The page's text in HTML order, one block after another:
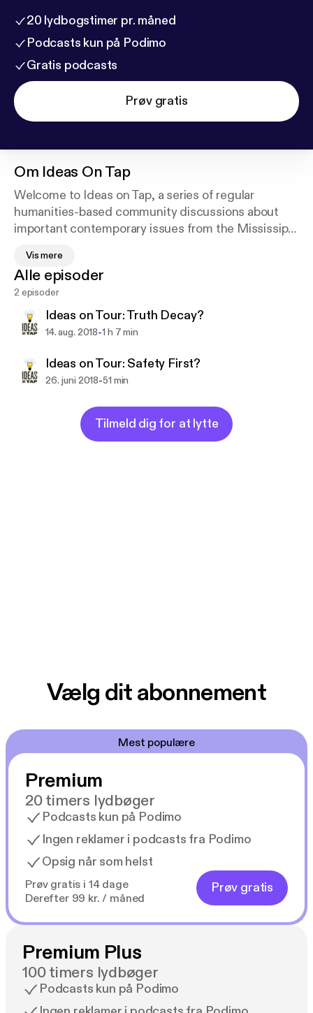
20 lydbogstimer pr. måned
Podcasts kun på Podimo
Gratis podcasts
Prøv gratis
Om Ideas On Tap
Welcome to Ideas on Tap, a series of regular
humanities-based community discussions about
important contemporary issues from the Mississippi
discussion featuring knowledgeable participants
who present a wide spectrum of opinions on the
topic, as well as a chance for audience members to
share their thoughts and responses. Past programs
have included “Why are Young People Leaving
Symbolize?” and “Why is 'Mississippi 50th' for
Women in Politics?”
Vis mere
Alle episoder
2 episoder
Ideas on Tour: Truth Decay?
14. aug. 2018-1 h 7 min
Ideas on Tour: Safety First?
26. juni 2018-51 min
Tilmeld dig for at lytte
Vælg dit abonnement
Mest populære
Premium
20 timers lydbøger
Podcasts kun på Podimo
Ingen reklamer i podcasts fra Podimo
Opsig når som helst
Prøv gratis i 14 dage
Derefter 99 kr. / måned
Prøv gratis
Premium Plus
100 timers lydbøger
Podcasts kun på Podimo